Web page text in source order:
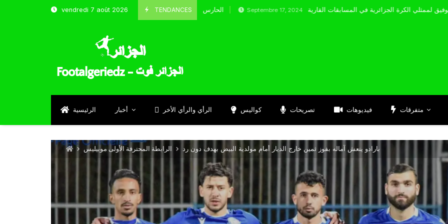
vendredi 7 août 2026 TENDANCES
الحارس بوحلفاية يتحدث عن طموحاته مع المنتخب و شباب قسنطينة Septembre 17, 2024
الرئيسية أخبار الرأي والرأي الأخر كواليس تصريحات فيديوهات متفرقات
الرابطة المحترفة الأولى موبيليس بارادو ينعش آماله بفوز ثمين خارج الديار أمام مولدية البيض بهدف دون رد